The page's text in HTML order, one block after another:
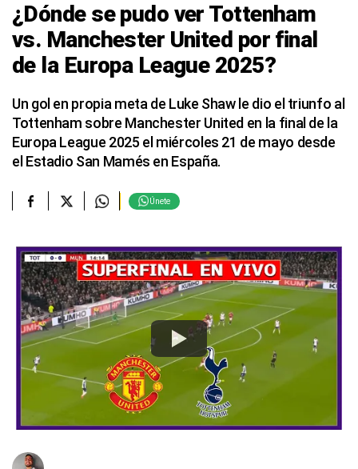
¿Dónde se pudo ver Tottenham
vs. Manchester United por final
de la Europa League 2025?
Un gol en propia meta de Luke Shaw le dio el triunfo al
Tottenham sobre Manchester United en la final de la
Europa League 2025 el miércoles 21 de mayo desde
el Estadio San Mamés en España.
Únete